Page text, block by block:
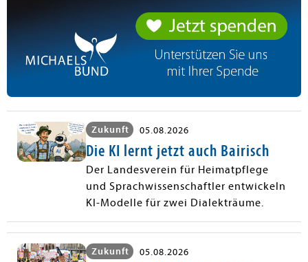
Zukunft 05.08.2026
Die KI lernt jetzt auch Bairisch
Der Landesverein für Heimatpflege
und Sprachwissenschaftler entwickeln
KI-Modelle für zwei Dialekträume.
Zukunft 05.08.2026